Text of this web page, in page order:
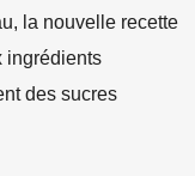
la nouvelle recette
ingrédients
des sucres